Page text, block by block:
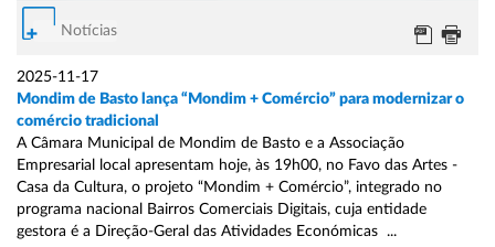
Notícias
2025-11-17
Mondim de Basto lança “Mondim + Comércio” para modernizar o
comércio tradicional
A Câmara Municipal de Mondim de Basto e a Associação
Empresarial local apresentam hoje, às 19h00, no Favo das Artes -
Casa da Cultura, o projeto “Mondim + Comércio”, integrado no
programa nacional Bairros Comerciais Digitais, cuja entidade
gestora é a Direção-Geral das Atividades Económicas ...